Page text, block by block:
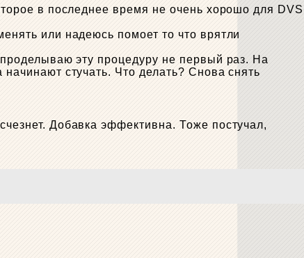
в последнее время не очень хорошо для DVS
или надеюсь помоет то что врятли
эту процедуру не первый раз. На
стучать. Что делать? Снова снять
Добавка эффективна. Тоже постучал,